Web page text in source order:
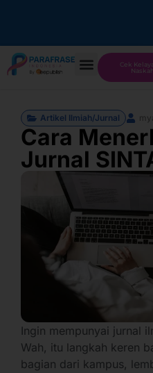
Cek
Naskah
Artikel Ilmiah/Jurnal
Cara
Jurnal
Ingin mempunyai jurnal
Wah, itu langkah keren
bagian dari kampus,